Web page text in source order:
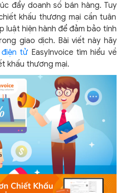
đẩy doanh số bán hàng. Tuy
khấu thương mại cần tuân
luật hiện hành để đảm bảo tính
giao dịch. Bài viết này hãy
điện tử EasyInvoice tìm hiểu về
khấu thương mại.